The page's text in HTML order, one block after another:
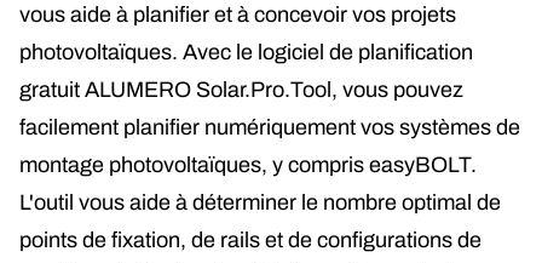
vous aide à planifier et à concevoir vos projets
photovoltaïques. Avec le logiciel de planification
gratuit ALUMERO Solar.Pro.Tool, vous pouvez
facilement planifier numériquement vos systèmes de
montage photovoltaïques, y compris easyBOLT.
L'outil vous aide à déterminer le nombre optimal de
points de fixation, de rails et de configurations de